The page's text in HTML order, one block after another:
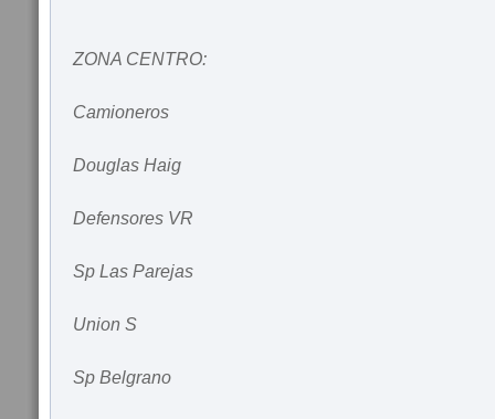
ZONA CENTRO:
Camioneros
Douglas Haig
Defensores VR
Sp Las Parejas
Union S
Sp Belgrano